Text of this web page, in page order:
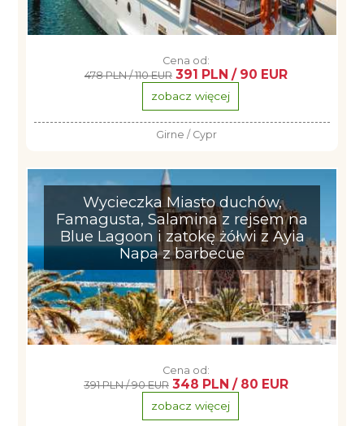
Cena od:
478 PLN / 110 EUR 391 PLN / 90 EUR
zobacz więcej
Girne / Cypr
Wycieczka Miasto duchów,
Famagusta, Salamina z rejsem na
Blue Lagoon i zatokę żółwi z Ayia
Napa z barbecue
Cena od:
391 PLN / 90 EUR 348 PLN / 80 EUR
zobacz więcej